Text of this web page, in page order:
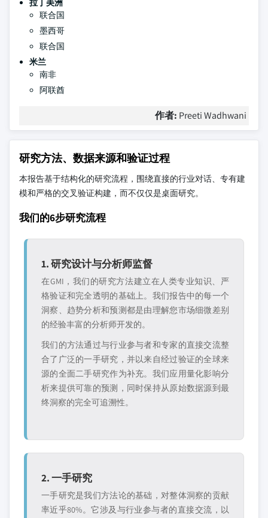
拉丁美洲
联合国
墨西哥
联合国
米兰
南非
阿联酋
作者: Preeti Wadhwani
研究方法、数据来源和验证过程
本报告基于结构化的研究流程，围绕直接的行业对话、专有建
模和严格的交叉验证构建，而不仅仅是桌面研究。
我们的6步研究流程
1. 研究设计与分析师监督
在GMI，我们的研究方法建立在人类专业知识、严
格验证和完全透明的基础上。我们报告中的每一个
洞察、趋势分析和预测都是由理解您市场细微差别
的经验丰富的分析师开发的。
我们的方法通过与行业参与者和专家的直接交流整
合了广泛的一手研究，并以来自经过验证的全球来
源的全面二手研究作为补充。我们应用量化影响分
析来提供可靠的预测，同时保持从原始数据源到最
终洞察的完全可追溯性。
2. 一手研究
一手研究是我们方法论的基础，对整体洞察的贡献
率近乎80%。它涉及与行业参与者的直接交流，以